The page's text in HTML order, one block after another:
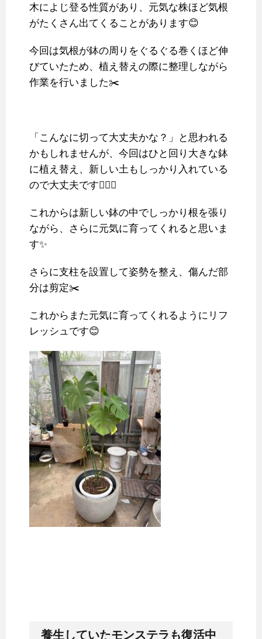
木によじ登る性質があり、元気な株ほど気根
がたくさん出てくることがあります😊
今回は気根が鉢の周りをぐるぐる巻くほど伸
びていたため、植え替えの際に整理しながら
作業を行いました✂️
「こんなに切って大丈夫かな？」と思われる
かもしれませんが、今回はひと回り大きな鉢
に植え替え、新しい土もしっかり入れている
ので大丈夫です🙆‍♀️✨
これからは新しい鉢の中でしっかり根を張り
ながら、さらに元気に育ってくれると思いま
す✨
さらに支柱を設置して姿勢を整え、傷んだ部
分は剪定✂️
これからまた元気に育ってくれるようにリフ
レッシュです😊
養生していたモンステラも復活中